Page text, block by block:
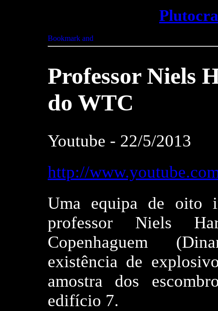
ProfessorNiels
do WTC
Youtube - 22/5/2013
http://
Uma equipa de oito
professor Niels
Copenhaguem
existência de
amostra dos
edifício 7.